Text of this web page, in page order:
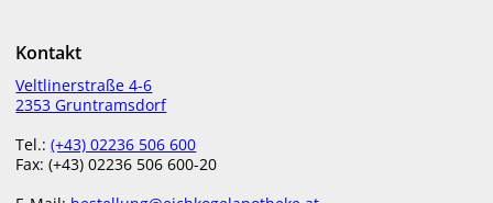
Ohren.
Nur kein Swimmer’s Ear!
Ob beim Plantschen, Schwimmen, Schnorcheln oder
Kontakt
Veltlinerstraße 4-6
2353 Gruntramsdorf
Tel.:(+43) 02236 506 600
Fax: (+43) 02236 506 600-20